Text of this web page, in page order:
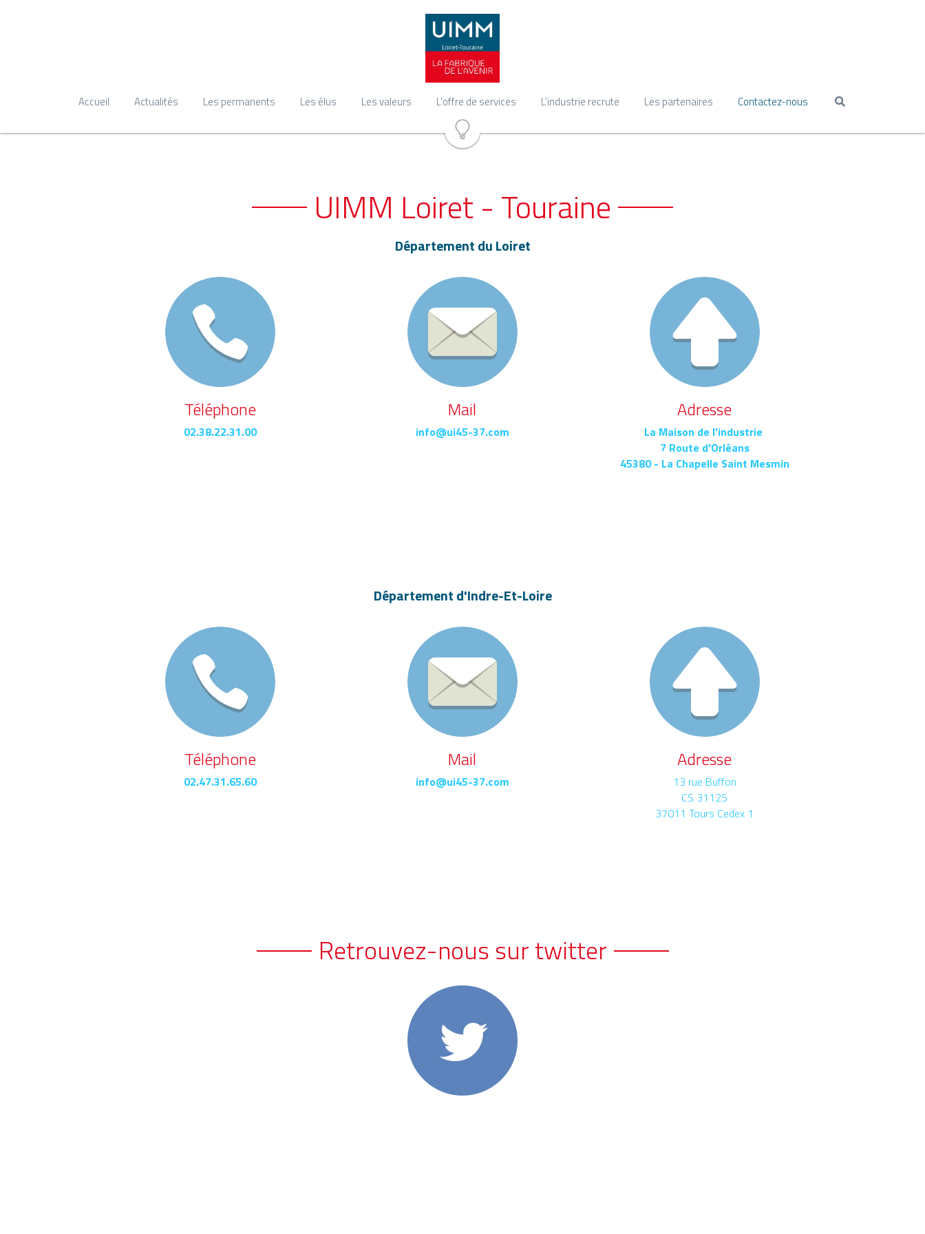
Accueil Actualités Les permanents Les élus Les valeurs L'offre de services L'industrie recrute Les partenaires Contactez-nous
UIMM Loiret - Touraine
Département du Loiret
Téléphone
02.38.22.31.00
Mail
info@ui45-37.com
Adresse
La Maison de l'industrie
7 Route d'Orléans
45380 - La Chapelle Saint Mesmin
Département d'Indre-Et-Loire
Téléphone
02.47.31.65.60
Mail
info@ui45-37.com
Adresse
13 rue Buffon
CS 31125
37011 Tours Cedex 1
Retrouvez-nous sur twitter